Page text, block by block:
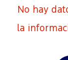
No hay
la